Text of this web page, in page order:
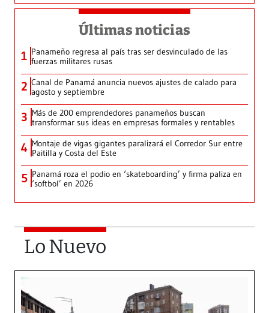
Últimas noticias
1 Panameño regresa al país tras ser desvinculado de las
fuerzas militares rusas
2 Canal de Panamá anuncia nuevos ajustes de calado para
agosto y septiembre
3 Más de 200 emprendedores panameños buscan
transformar sus ideas en empresas formales y rentables
4 Montaje de vigas gigantes paralizará el Corredor Sur entre
Paitilla y Costa del Este
5 Panamá roza el podio en ‘skateboarding’ y firma paliza en
‘softbol’ en 2026
Lo Nuevo